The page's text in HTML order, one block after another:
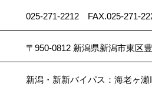
025-271-2212 FAX.025-271-
〒950-0812 新潟県新潟市東区
新潟・新新バイパス：海老ヶ